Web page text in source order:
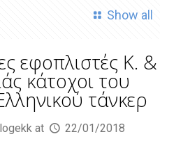
Show all
εφοπλιστές Κ. &
κάτοχοι του
τάνκερ
at 22/01/2018